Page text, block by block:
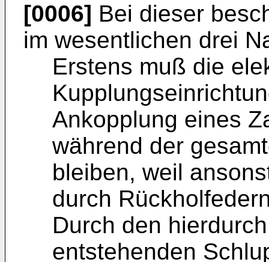
[0006] Bei dieser
im wesentlichen drei
Erstens muß die
Ankopplung eines
während der
bleiben, weil
durch
Durch den
entstehenden